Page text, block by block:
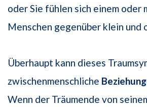
oder Sie fühlen sich einem oder
Menschen gegenüber klein und
Überhaupt kann dieses
zwischenmenschliche
Wenn der Träumende von